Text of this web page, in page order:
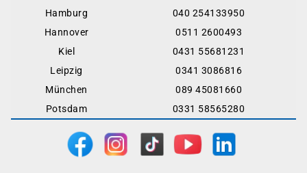
Hamburg
040 254133950
Hannover
0511 2600493
Kiel
0431 55681231
Leipzig
0341 3086816
München
089 45081660
Potsdam
0331 58565280